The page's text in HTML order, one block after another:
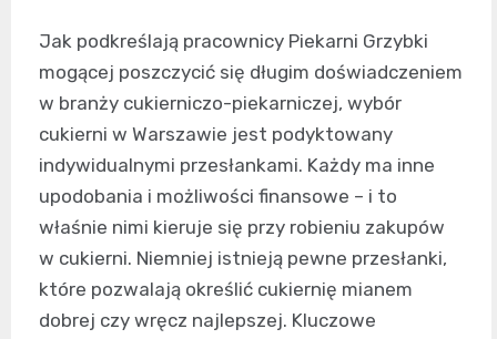
Jak podkreślają pracownicy Piekarni Grzybki
mogącej poszczycić się długim doświadczeniem
w branży cukierniczo-piekarniczej, wybór
cukierni w Warszawie jest podyktowany
indywidualnymi przesłankami. Każdy ma inne
upodobania i możliwości finansowe – i to
właśnie nimi kieruje się przy robieniu zakupów
w cukierni. Niemniej istnieją pewne przesłanki,
które pozwalają określić cukiernię mianem
dobrej czy wręcz najlepszej. Kluczowe